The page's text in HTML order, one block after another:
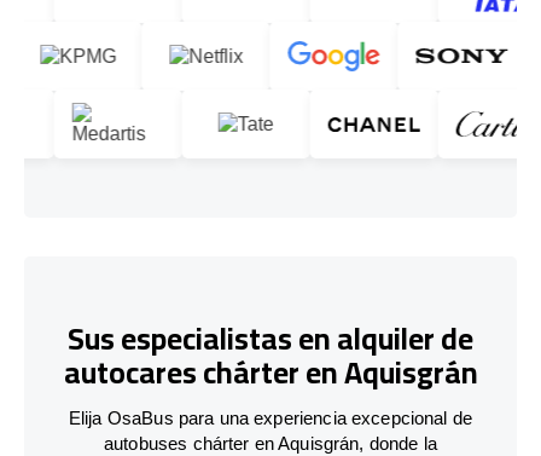
Sus especialistas en alquiler de
autocares chárter en Aquisgrán
Elija OsaBus para una experiencia excepcional de
autobuses chárter en Aquisgrán, donde la